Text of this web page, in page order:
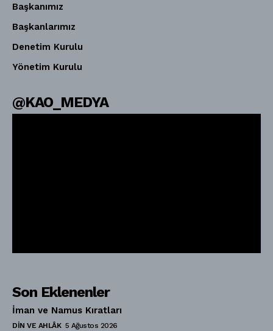
Başkanımız
Başkanlarımız
Denetim Kurulu
Yönetim Kurulu
@KAO_MEDYA
Son Eklenenler
İman ve Namus Kıratları
DIN VE AHLÂK 5 Ağustos 2026